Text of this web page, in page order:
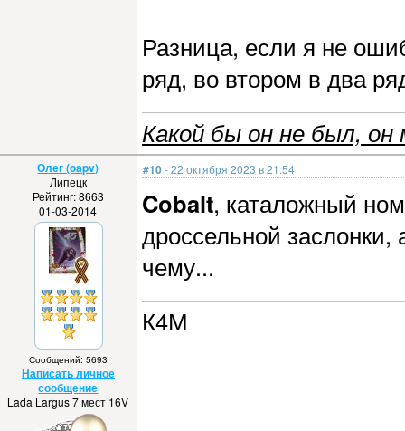
Разница, если я не
ряд, во втором в два
Какой бы он не был, он
Олег (oapv)
Липецк
Рейтинг: 8663
01-03-2014
Сообщений: 5693
Написать личное
сообщение
Lada Largus 7 мест 16V
#10- 22 октября 2023 в 21:54
Cobalt, каталожный
дроссельной заслонки,
чему...
К4М